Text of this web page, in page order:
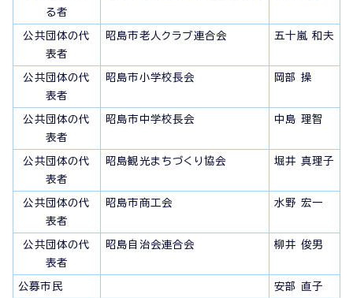
る者
公共団体の代
表者
昭島市老人クラブ連合会 五十嵐 和夫
公共団体の代
表者
昭島市小学校長会 岡部 操
公共団体の代
表者
昭島市中学校長会 中島 理智
公共団体の代
表者
昭島観光まちづくり協会 堀井 真理子
公共団体の代
表者
昭島市商工会 水野 宏一
公共団体の代
表者
昭島自治会連合会 柳井 俊男
公募市民 安部 直子